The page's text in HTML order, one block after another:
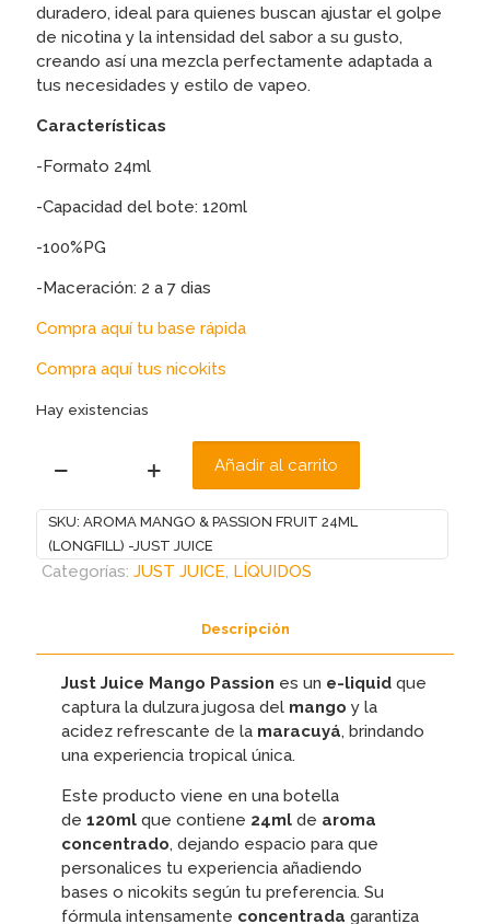
duradero, ideal para quienes buscan ajustar el golpe
de nicotina y la intensidad del sabor a su gusto,
creando así una mezcla perfectamente adaptada a
tus necesidades y estilo de vapeo.
Características
-Formato 24ml
-Capacidad del bote: 120ml
-100%PG
-Maceración: 2 a 7 dias
Compra aquí tu base rápida
Compra aquí tus nicokits
Hay existencias
AROMA
PASSION
FRUIT
JUICE
cantidad
Añadir al carrito
SKU: AROMA MANGO & PASSION FRUIT 24ML
(LONGFILL) -JUST JUICE
Categorías: JUST JUICE, LÍQUIDOS
Descripción
Just Juice Mango Passion es un e-liquid que
captura la dulzura jugosa del mangoy la
acidez refrescante de la maracuyá, brindando
una experiencia tropical única.
Este producto viene en una botella
de120ml que contiene 24ml de aroma
concentrado, dejando espacio para que
personalices tu experiencia añadiendo
bases o nicokits según tu preferencia. Su
fórmula intensamente concentradagarantiza